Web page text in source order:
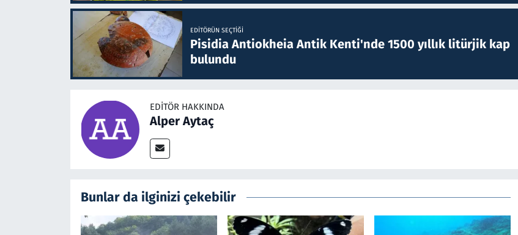
EDITÖRÜN SEÇTIĞI
Pisidia Antiokheia Antik Kenti'nde 1500 yıllık litürjik kap
bulundu
EDITÖR HAKKINDA
Alper Aytaç
Bunlar da ilginizi çekebilir